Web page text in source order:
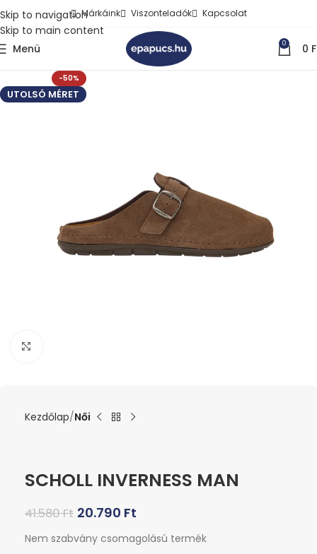
Skip to navigation
Skip to main content
Márkáink Viszonteladók Kapcsolat
Menü 0 0
-50%
UTOLSÓ MÉRET
Kezdőlap Női
SCHOLL INVERNESS MAN
41.580Ft 20.790 Ft
Nem szabvány csomagolású termék